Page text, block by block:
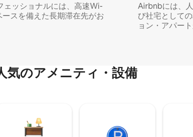
ェッショナルには、高速Wi-
スを備えた長期滞在先がお
Airbnbには、
び社宅として
ョン・アパー
気のアメニティ・設備